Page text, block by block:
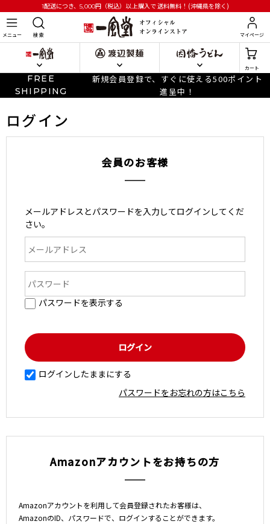
1配送につき、5,000円 （税込）以上購入で送料無料！(沖縄県を除く)
メニュー 検 索 マイページ
カート
FREE
SHIPPING
新規会員登録で、すぐに使える500ポイント
進呈中！
ログイン
会員のお客様
メールアドレスとパスワードを入力してログインしてくだ
さい。
パスワードを表示する
ログインしたままにする
パスワードをお忘れの方はこちら
Amazonアカウントをお持ちの方
Amazonアカウントを利用して会員登録されたお客様は、
AmazonのID、パスワードで、ログインすることができます。